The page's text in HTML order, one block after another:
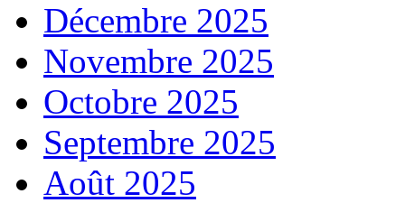
Décembre 2025
Novembre 2025
Octobre 2025
Septembre 2025
Août 2025